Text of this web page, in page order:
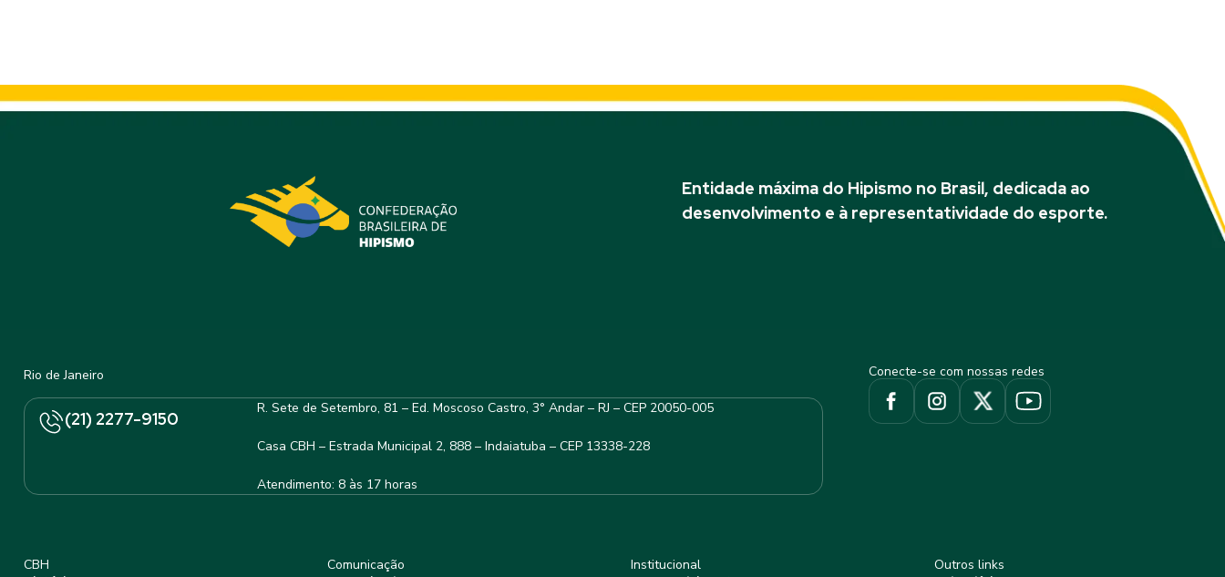
Entidade máxima do Hipismo no Brasil, dedicada ao
desenvolvimento e à representatividade do esporte.
Rio de Janeiro
(21) 2277-9150
R. Sete de Setembro, 81 – Ed. Moscoso Castro, 3° Andar – RJ – CEP 20050-005
Casa CBH – Estrada Municipal 2, 888 – Indaiatuba – CEP 13338-228
Atendimento: 8 às 17 horas
Conecte-se com nossas redes
CBH Comunicação Institucional Outros links